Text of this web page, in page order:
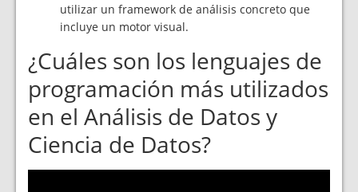
utilizar un framework de análisis concreto que
incluye un motor visual.
¿Cuáles son los lenguajes de
programación más utilizados
en el Análisis de Datos y
Ciencia de Datos?